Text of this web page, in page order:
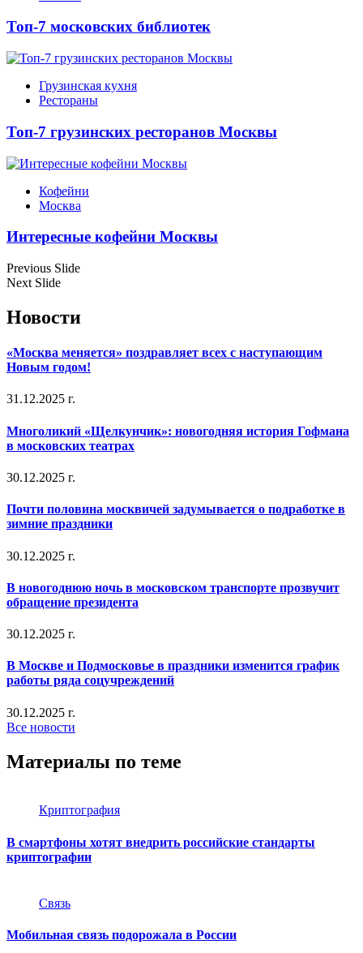
Топ-7 московских библиотек
Грузинская кухня
Рестораны
Топ-7 грузинских ресторанов Москвы
Кофейни
Москва
Интересные кофейни Москвы
Previous Slide
Next Slide
Новости
«Москва меняется» поздравляет всех с наступающим
Новым годом!
31.12.2025 г.
Многоликий «Щелкунчик»: новогодняя история Гофмана
в московских театрах
30.12.2025 г.
Почти половина москвичей задумывается о подработке в
зимние праздники
30.12.2025 г.
В новогоднюю ночь в московском транспорте прозвучит
обращение президента
30.12.2025 г.
В Москве и Подмосковье в праздники изменится график
работы ряда соцучреждений
30.12.2025 г.
Все новости
Материалы по теме
Криптография
В смартфоны хотят внедрить российские стандарты
криптографии
Связь
Мобильная связь подорожала в России